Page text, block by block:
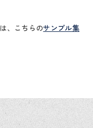
、こちらのサンプル集